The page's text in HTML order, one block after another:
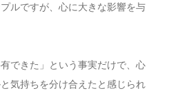
ルですが、心に大きな影響を与
できた」という事実だけで、心
気持ちを分け合えたと感じられ